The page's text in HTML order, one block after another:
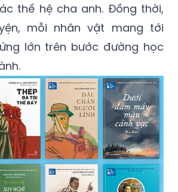
thế hệ cha anh. Đồng thời,
mỗi nhân vật mang tới
lớn trên bước đường học